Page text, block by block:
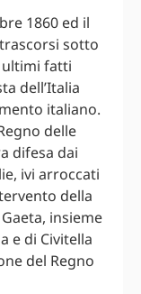
1860 ed il
sotto
ultimi fatti
dell’Italia
italiano.
delle
difesa dai
ivi arroccati
della
insieme
e di Civitella
del Regno